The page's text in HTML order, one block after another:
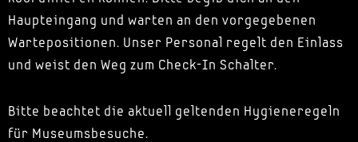
Haupteingang und warten an den vorgegebenen
Wartepositionen. Unser Personal regelt den Einlass
und weist den Weg zum Check-In Schalter.
Bitte beachtet die aktuell geltenden Hygieneregeln
für Museumsbesuche.